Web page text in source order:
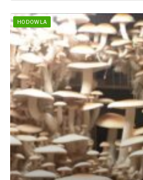
HODOWLA